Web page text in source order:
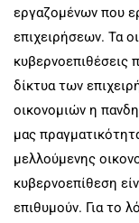
εργαζομένων που
επιχειρήσεων. Τα
κυβερνοεπιθέσεις
δίκτυα των
οικονομιών η
μας
μελλούμενης
κυβερνοεπίθεση
επιθυμούν. Για το